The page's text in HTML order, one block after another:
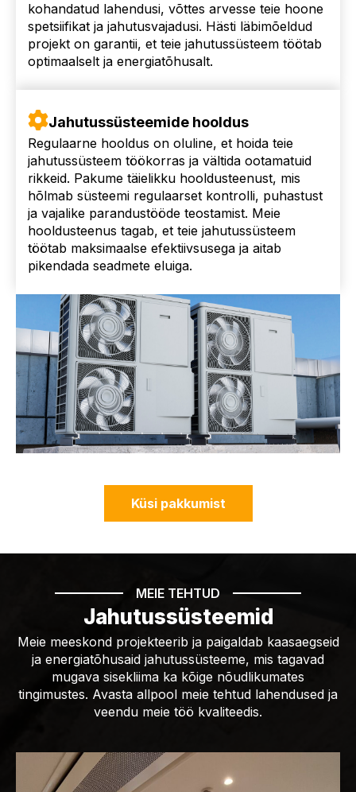
kohandatud lahendusi, võttes arvesse teie hoone
spetsiifikat ja jahutusvajadusi. Hästi läbimõeldud
projekt on garantii, et teie jahutussüsteem töötab
optimaalselt ja energiatõhusalt.
Jahutussüsteemide hooldus
Regulaarne hooldus on oluline, et hoida teie
jahutussüsteem töökorras ja vältida ootamatuid
rikkeid. Pakume täielikku hooldusteenust, mis
hõlmab süsteemi regulaarset kontrolli, puhastust
ja vajalike parandustööde teostamist. Meie
hooldusteenus tagab, et teie jahutussüsteem
töötab maksimaalse efektiivsusega ja aitab
pikendada seadmete eluiga.
Küsi pakkumist
MEIE TEHTUD
Jahutussüsteemid
Meie meeskond projekteerib ja paigaldab kaasaegseid
ja energiatõhusaid jahutussüsteeme, mis tagavad
mugava sisekliima ka kõige nõudlikumates
tingimustes. Avasta allpool meie tehtud lahendused ja
veendu meie töö kvaliteedis.